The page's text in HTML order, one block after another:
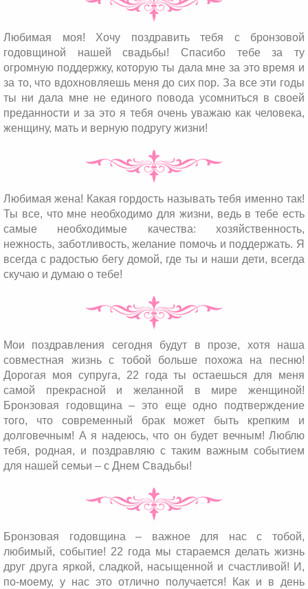
Любимая моя! Хочу поздравить тебя с бронзовой
годовщиной нашей свадьбы! Спасибо тебе за ту
огромную поддержку, которую ты дала мне за это время и
за то, что вдохновляешь меня до сих пор. За все эти годы
ты ни дала мне не единого повода усомниться в своей
преданности и за это я тебя очень уважаю как человека,
женщину, мать и верную подругу жизни!
Любимая жена! Какая гордость называть тебя именно так!
Ты все, что мне необходимо для жизни, ведь в тебе есть
самые необходимые качества: хозяйственность,
нежность, заботливость, желание помочь и поддержать. Я
всегда с радостью бегу домой, где ты и наши дети, всегда
скучаю и думаю о тебе!
Мои поздравления сегодня будут в прозе, хотя наша
совместная жизнь с тобой больше похожа на песню!
Дорогая моя супруга, 22 года ты остаешься для меня
самой прекрасной и желанной в мире женщиной!
Бронзовая годовщина – это еще одно подтверждение
того, что современный брак может быть крепким и
долговечным! А я надеюсь, что он будет вечным! Люблю
тебя, родная, и поздравляю с таким важным событием
для нашей семьи – с Днем Свадьбы!
Бронзовая годовщина – важное для нас с тобой,
любимый, событие! 22 года мы стараемся делать жизнь
друг друга яркой, сладкой, насыщенной и счастливой! И,
по-моему, у нас это отлично получается! Как и в день